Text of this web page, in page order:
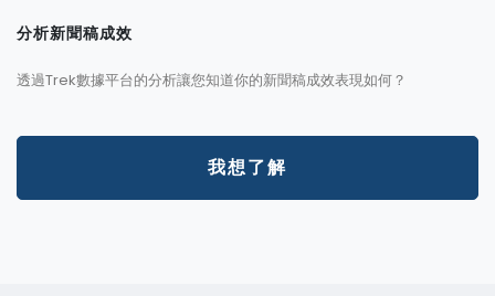
分析新聞稿成效
透過Trek數據平台的分析讓您知道你的新聞稿成效表現如何？
我想了解